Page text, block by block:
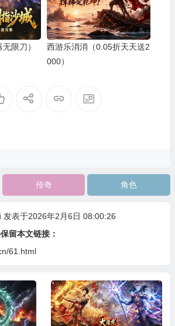
限刀）
西游乐消消（0.05折天天送2
000）
传奇 角色
发表于2026年2月6日 08:00:26
留本文链接：
61.html